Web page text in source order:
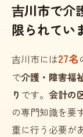
吉川市で介
限られてい
吉川市には27名
で介護・障害福
り です。 会計の
の専門知識を要
重に行う必要が